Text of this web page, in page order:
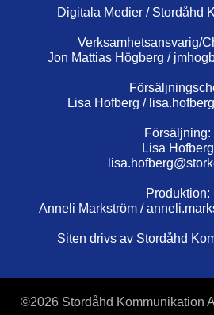
Digitala Medier / Stordåhd
Verksamhetsansvarig/
Jon Mattias Högberg /
Lisa Hofberg /
Försäljning:
Lisa Hofberg
Produktion:
Anneli Markström /
Siten drivs av Stordåhd
©2026 Stordåhd Kommunikation